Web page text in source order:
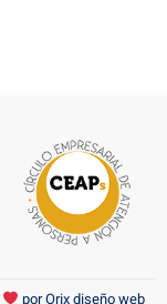
porOrix diseño web